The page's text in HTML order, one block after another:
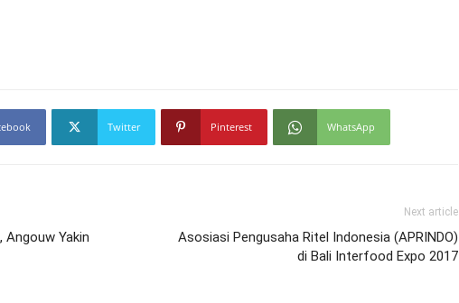
Twitter Pinterest WhatsApp
Angouw Yakin
Next article
Asosiasi Pengusaha Ritel Indonesia (APRINDO)
di Bali Interfood Expo 2017